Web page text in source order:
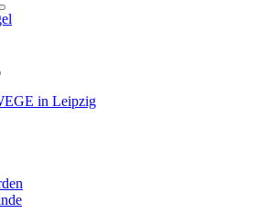
in Leipzig